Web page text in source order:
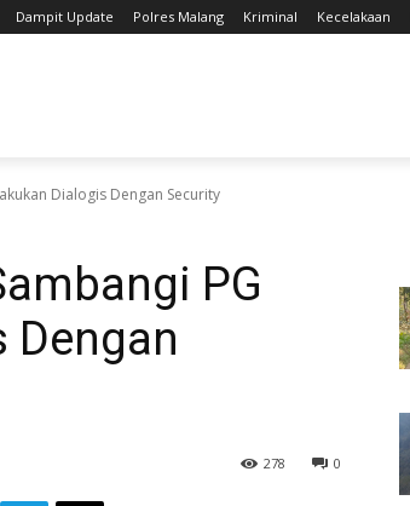
Dampit Update Polres Malang Kriminal Kecelakaan
Dialogis Dengan Security
PG
Dengan
0
278